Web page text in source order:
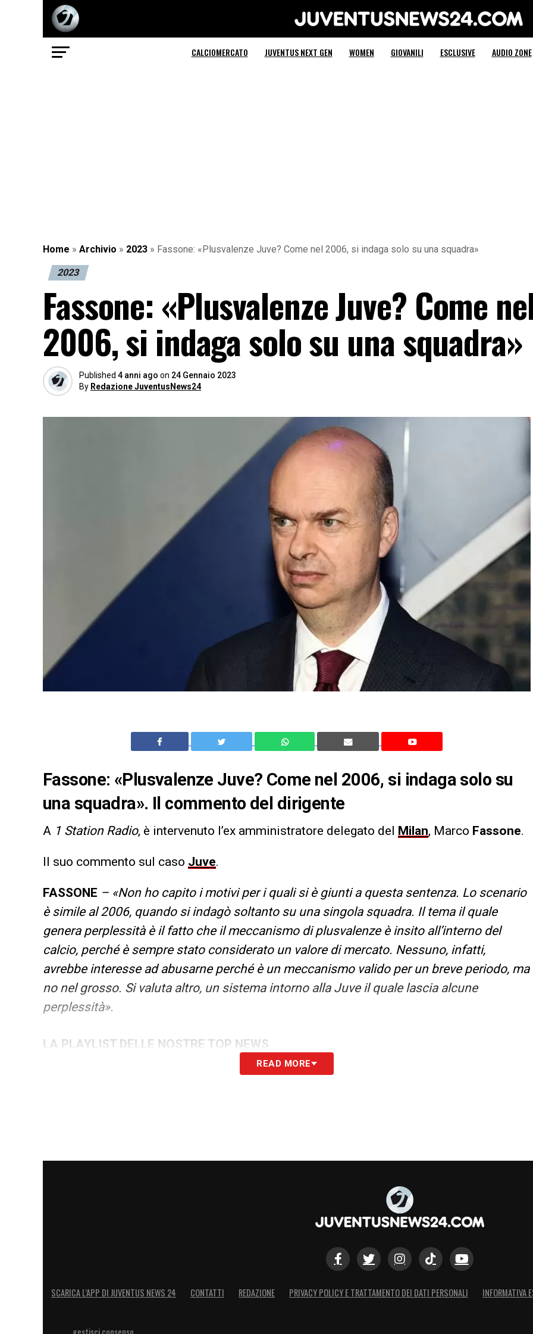
Juventus News 24
CALCIOMERCATO JUVENTUS NEXT GEN WOMEN GIOVANILI ESCLUSIVE AUDIO ZONE
Home » Archivio » 2023 » Fassone: «Plusvalenze Juve? Come nel 2006, si indaga solo su una squadra»
2023
Fassone: «Plusvalenze Juve? Come
2006, si indaga solo su una squadra»
Published 4 anni ago on 24 Gennaio 2023
By Redazione JuventusNews24
Fassone: «Plusvalenze Juve? Come nel 2006, si indaga solo su
una squadra». Il commento del dirigente
A 1 Station Radio, è intervenuto l’ex amministratore delegato del Milan, Marco Fassone.
Il suo commento sul caso Juve.
FASSONE – «Non ho capito i motivi per i quali si è giunti a questa sentenza. Lo scenario
è simile al 2006, quando si indagò soltanto su una singola squadra. Il tema il quale
genera perplessità è il fatto che il meccanismo di plusvalenze è insito all’interno del
calcio, perché è sempre stato considerato un valore di mercato. Nessuno, infatti,
avrebbe interesse ad abusarne perché è un meccanismo valido per un breve periodo, ma
no nel grosso. Si valuta altro, un sistema intorno alla Juve il quale lascia alcune
perplessità».
LA PLAYLIST DELLE NOSTRE TOP NEWS
READ MORE
SCARICA L’APP DI JUVENTUS NEWS 24 CONTATTI REDAZIONE PRIVACY POLICY E TRATTAMENTO DEI DATI PERSONALI INFORMATIVA